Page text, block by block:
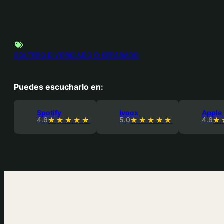
SOLTERO DIVORCIADO O SEPARADO
Puedes escucharlo en:
Spotify
4.6
Ivoox
5.0
Apple
4.6